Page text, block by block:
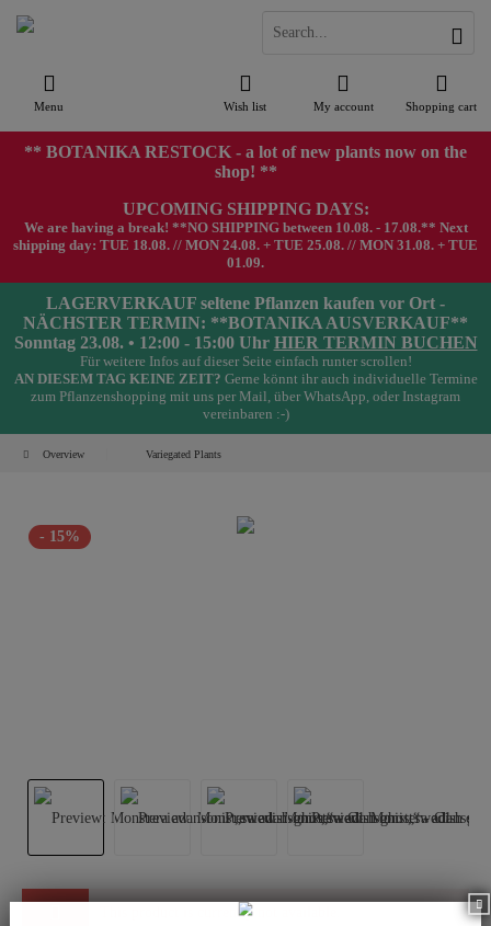
Menu Shopping cart
Wish list My account
** BOTANIKA RESTOCK - a lot of new plants now on the
shop! **
UPCOMING SHIPPING DAYS:
We are having a break! **NO SHIPPING between 10.08. - 17.08.** Next
shipping day: TUE 18.08. // MON 24.08. + TUE 25.08. // MON 31.08. + TUE
01.09.
LAGERVERKAUF seltene Pflanzen kaufen vor Ort -
NÄCHSTER TERMIN: **BOTANIKA AUSVERKAUF**
Sonntag 23.08. • 12:00 - 15:00 Uhr HIER TERMIN BUCHEN
Für weitere Infos auf dieser Seite einfach runter scrollen!
AN DIESEM TAG KEINE ZEIT? Gerne könnt ihr auch individuelle Termine
zum Pflanzenshopping mit uns per Mail, über WhatsApp, oder Instagram
vereinbaren :-)
Overview Variegated Plants
- 15%
This product is currently not available.